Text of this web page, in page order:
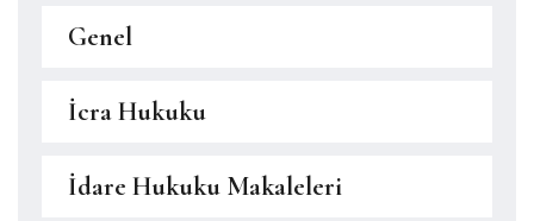
Genel
İcra Hukuku
İdare Hukuku Makaleleri